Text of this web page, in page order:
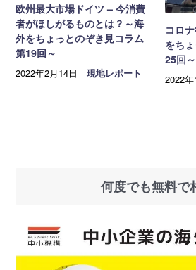
欧州最大市場ドイツ – 今消費
者がほしがるものとは？～海
外をちょっとのぞき見コラム
第19回～
2022年2月14日 現地レポート
コロ
をち
25回～
2022
何度でも無料で